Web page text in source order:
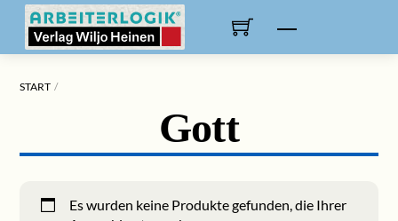
content
START
Gott
Es wurden keine Produkte gefunden, die Ihrer